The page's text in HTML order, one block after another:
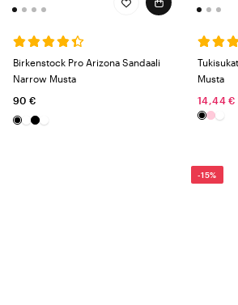
Birkenstock Pro Arizona Sandaali
Narrow Musta
90 €
Musta
14,44 €
-15%